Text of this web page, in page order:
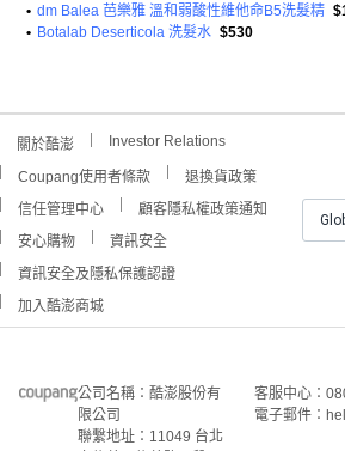
• dm Balea 芭樂雅 溫和弱酸性維他命B5洗髮精
• Botalab Deserticola 洗髮水 $530
關於酷澎 Investor Relations
Coupang使用者條款
退換貨政策
信任管理中心
顧客隱私權政策通知
安心購物
資訊安全
資訊安全及隱私保護認證
加入酷澎商城
公司名稱：酷澎股份有
限公司
聯繫地址：11049 台北
客服中心：
電子郵件：